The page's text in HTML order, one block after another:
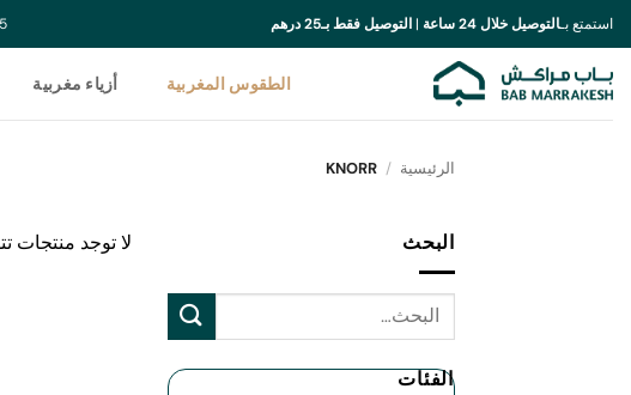
تخطي
للمحتوى
استمتع بـالتوصيل خلال 24 ساعة |التوصيل فقط بـ25 درهم
الطقوس المغربية أزياء مغربية
الرئيسية /
البحث
الفئات
لا توجد منتجات